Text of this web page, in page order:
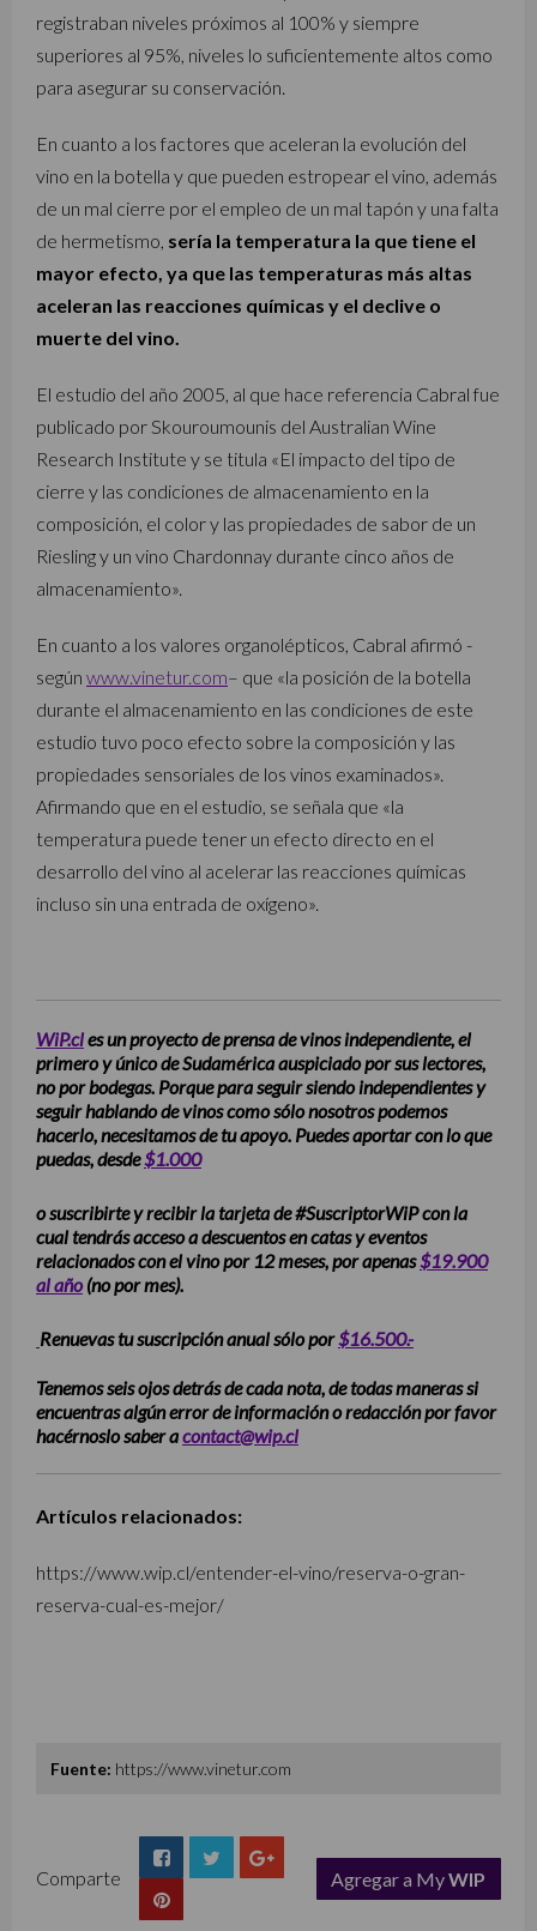
registraban niveles próximos al 100% y siempre
superiores al 95%, niveles lo suficientemente altos como
para asegurar su conservación.
En cuanto a los factores que aceleran la evolución del
vino en la botella y que pueden estropear el vino, además
de un mal cierre por el empleo de un mal tapón y una falta
de hermetismo, sería la temperatura la que tiene el
mayor efecto, ya que las temperaturas más altas
aceleran las reacciones químicas y el declive o
muerte del vino.
El estudio del año 2005, al que hace referencia Cabral fue
publicado por Skouroumounis del Australian Wine
Research Institute y se titula «El impacto del tipo de
cierre y las condiciones de almacenamiento en la
composición, el color y las propiedades de sabor de un
Riesling y un vino Chardonnay durante cinco años de
almacenamiento».
En cuanto a los valores organolépticos, Cabral afirmó -
según www.vinetur.com– que «la posición de la botella
durante el almacenamiento en las condiciones de este
estudio tuvo poco efecto sobre la composición y las
propiedades sensoriales de los vinos examinados».
Afirmando que en el estudio, se señala que «la
temperatura puede tener un efecto directo en el
desarrollo del vino al acelerar las reacciones químicas
incluso sin una entrada de oxígeno».
WiP.cles un proyecto de prensa de vinos independiente, el
primero y único de Sudamérica auspiciado por sus lectores,
no por bodegas. Porque para seguir siendo independientes y
seguir hablando de vinos como sólo nosotros podemos
hacerlo, necesitamos de tu apoyo. Puedes aportar con lo que
puedas, desde$1.000
o suscribirte y recibir la tarjeta de #SuscriptorWiP con la
cual tendrás acceso a descuentos en catas y eventos
relacionados con el vino por 12 meses, por apenas$19.900
al año(no por mes).
Renuevas tu suscripción anual sólo por$16.500.-
Tenemos seis ojos detrás de cada nota, de todas maneras si
encuentras algún error de información o redacción por favor
hacérnoslo saber acontact@wip.cl
Artículos relacionados:
https://www.wip.cl/entender-el-vino/reserva-o-gran-
reserva-cual-es-mejor/
Fuente: https://www.vinetur.com
Comparte Agregar a MyWIP